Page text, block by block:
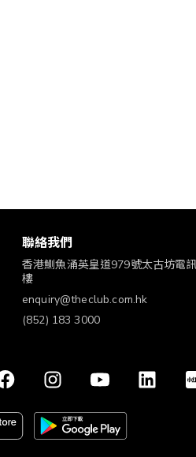
聯絡我們
香港鰂魚涌英皇道979號太古坊電
樓
enquiry@theclub.com.hk
(852) 183 3000